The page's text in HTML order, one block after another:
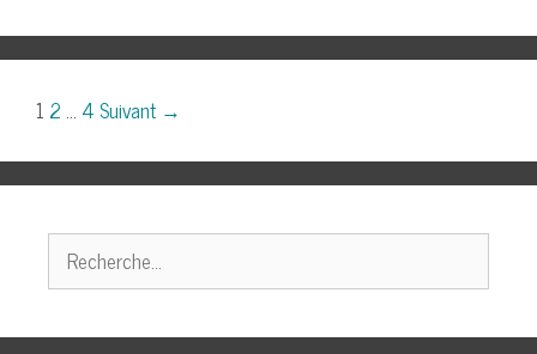
Navigation
articles
1 2… 4Suivant →
Rechercher :